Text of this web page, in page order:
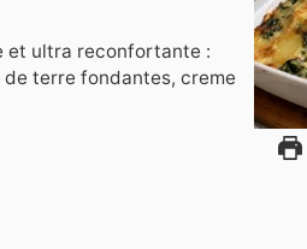
et ultra reconfortante :
terre fondantes, creme